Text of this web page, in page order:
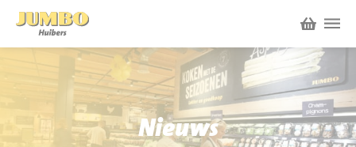
Winkels
P.W.A. Park
Nieuws Nieuws